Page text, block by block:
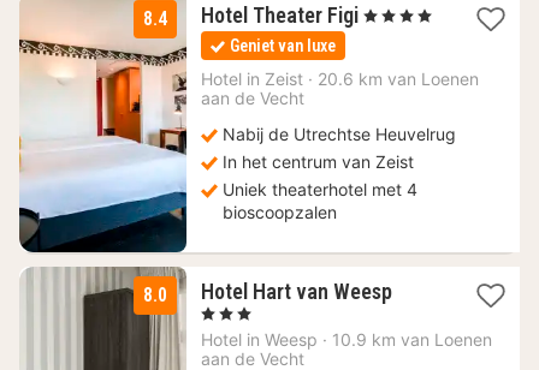
8.4 Hotel Theater Figi 1
96,80
, 4 Sterren
Geniet van luxe
Hotel in Zeist · 20.6 km van Loenen
aan de Vecht
Nabij de Utrechtse Heuvelrug
In het centrum van Zeist
Uniek theaterhotel met 4
bioscoopzalen
8.0 Hotel Hart van Weesp2
vanaf
, 3 Sterren
Hotel in Weesp · 10.9 km van Loenen
aan de Vecht